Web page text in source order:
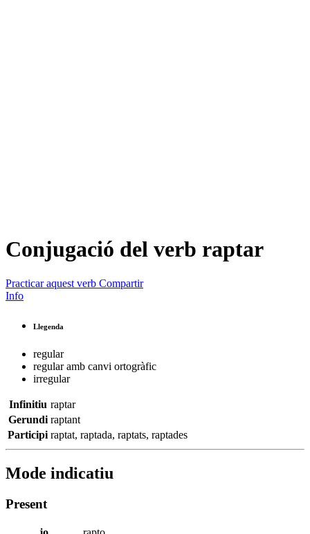
Conjugació del verb raptar
Practicar aquest verb Compartir
Info
Llegenda
regular
regular amb canvi ortogràfic
irregular
Infinitiu raptar
Gerundi raptant
Participi raptat, raptada, raptats, raptades
Mode indicatiu
Present